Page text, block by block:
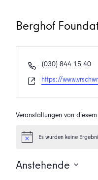
Berghof
Telefon
(030) 844 15 40
Webseite
https://
Veranstaltungen von
HinweisEs wurden keine
Anstehende